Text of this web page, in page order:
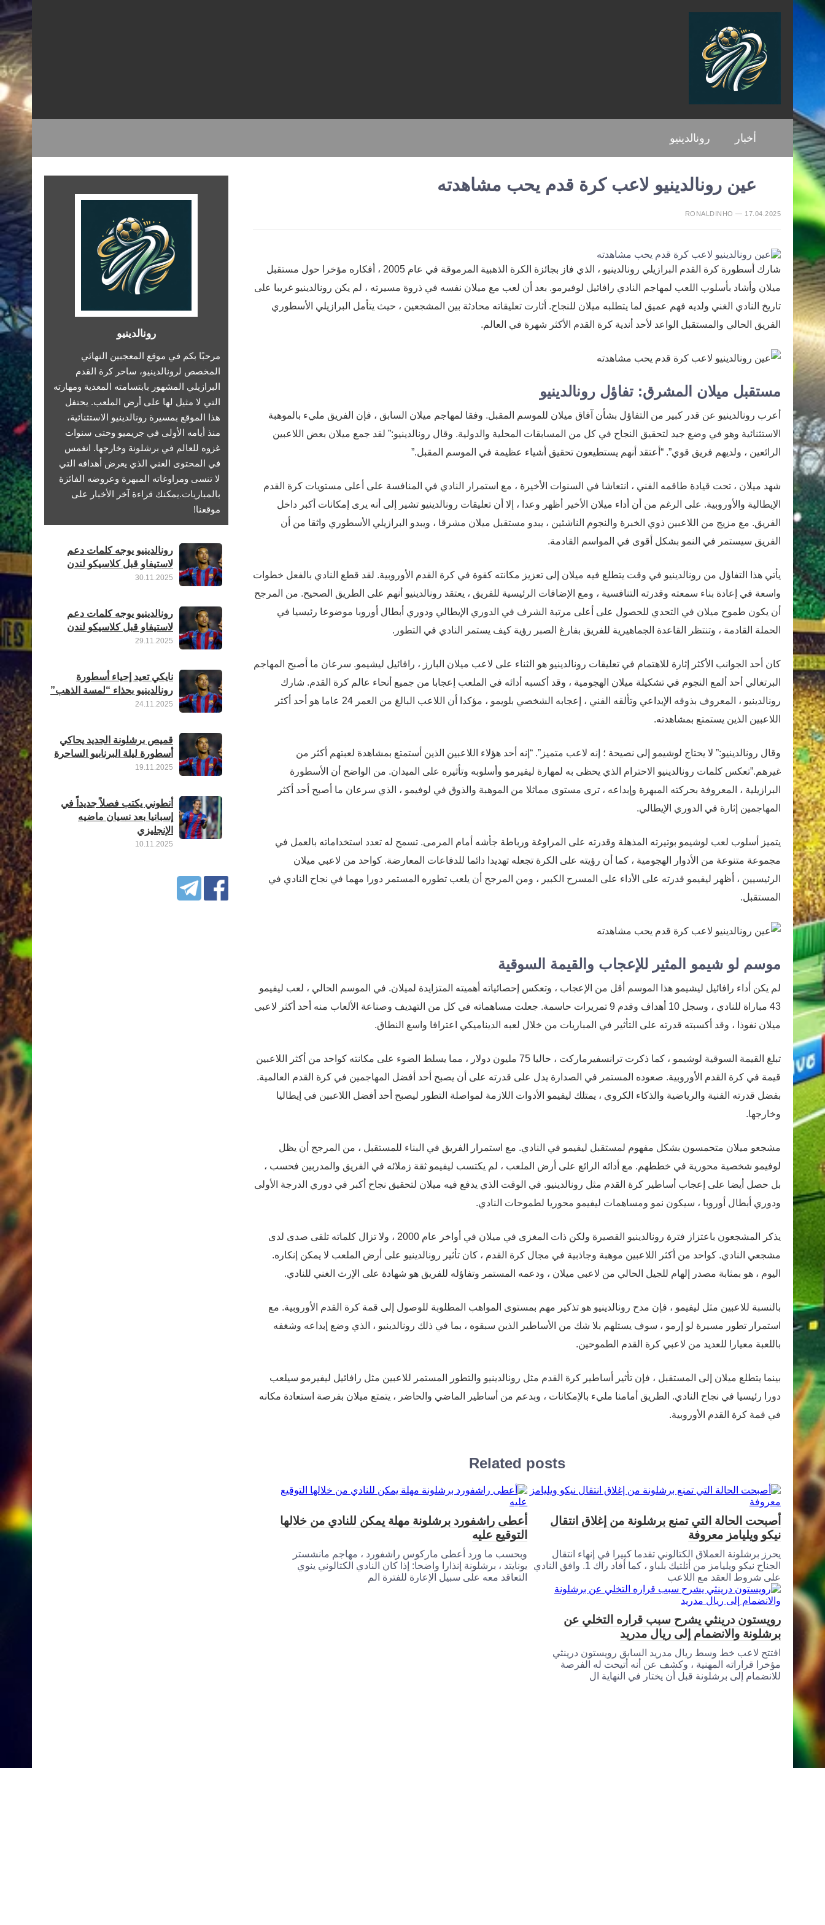
أخبار رونالدينيو
عين رونالدينيو لاعب كرة قدم يحب مشاهدته
RONALDINHO — 17.04.2025
شارك أسطورة كرة القدم البرازيلي رونالدينيو ، الذي فاز بجائزة الكرة الذهبية المرموقة في عام 2005 ، أفكاره مؤخرا حول مستقبل
ميلان وأشاد بأسلوب اللعب لمهاجم النادي رافائيل لوفيرمو. بعد أن لعب مع ميلان نفسه في ذروة مسيرته ، لم يكن رونالدينيو غريبا على
تاريخ النادي الغني ولديه فهم عميق لما يتطلبه ميلان للنجاح. أثارت تعليقاته محادثة بين المشجعين ، حيث يتأمل البرازيلي الأسطوري
الفريق الحالي والمستقبل الواعد لأحد أندية كرة القدم الأكثر شهرة في العالم.
مستقبل ميلان المشرق: تفاؤل رونالدينيو
أعرب رونالدينيو عن قدر كبير من التفاؤل بشأن آفاق ميلان للموسم المقبل. وفقا لمهاجم ميلان السابق ، فإن الفريق مليء بالموهبة
الاستثنائية وهو في وضع جيد لتحقيق النجاح في كل من المسابقات المحلية والدولية. وقال رونالدينيو:” لقد جمع ميلان بعض اللاعبين
الرائعين ، ولديهم فريق قوي”. “أعتقد أنهم يستطيعون تحقيق أشياء عظيمة في الموسم المقبل.”
شهد ميلان ، تحت قيادة طاقمه الفني ، انتعاشا في السنوات الأخيرة ، مع استمرار النادي في المنافسة على أعلى مستويات كرة القدم
الإيطالية والأوروبية. على الرغم من أن أداء ميلان الأخير أظهر وعدا ، إلا أن تعليقات رونالدينيو تشير إلى أنه يرى إمكانات أكبر داخل
الفريق. مع مزيج من اللاعبين ذوي الخبرة والنجوم الناشئين ، يبدو مستقبل ميلان مشرقا ، ويبدو البرازيلي الأسطوري واثقا من أن
الفريق سيستمر في النمو بشكل أقوى في المواسم القادمة.
يأتي هذا التفاؤل من رونالدينيو في وقت يتطلع فيه ميلان إلى تعزيز مكانته كقوة في كرة القدم الأوروبية. لقد قطع النادي بالفعل خطوات
واسعة في إعادة بناء سمعته وقدرته التنافسية ، ومع الإضافات الرئيسية للفريق ، يعتقد رونالدينيو أنهم على الطريق الصحيح. من المرجح
أن يكون طموح ميلان في التحدي للحصول على أعلى مرتبة الشرف في الدوري الإيطالي ودوري أبطال أوروبا موضوعا رئيسيا في
الحملة القادمة ، وتنتظر القاعدة الجماهيرية للفريق بفارغ الصبر رؤية كيف يستمر النادي في التطور.
كان أحد الجوانب الأكثر إثارة للاهتمام في تعليقات رونالدينيو هو الثناء على لاعب ميلان البارز ، رافائيل ليشيمو. سرعان ما أصبح المهاجم
البرتغالي أحد ألمع النجوم في تشكيلة ميلان الهجومية ، وقد أكسبه أدائه في الملعب إعجابا من جميع أنحاء عالم كرة القدم. شارك
رونالدينيو ، المعروف بذوقه الإبداعي وتألقه الفني ، إعجابه الشخصي بلويمو ، مؤكدا أن اللاعب البالغ من العمر 24 عاما هو أحد أكثر
اللاعبين الذين يستمتع بمشاهدته.
وقال رونالدينيو:” لا يحتاج لوشيمو إلى نصيحة ؛ إنه لاعب متميز”. “إنه أحد هؤلاء اللاعبين الذين أستمتع بمشاهدة لعبتهم أكثر من
غيرهم.”تعكس كلمات رونالدينيو الاحترام الذي يحظى به لمهارة ليفيرمو وأسلوبه وتأثيره على الميدان. من الواضح أن الأسطورة
البرازيلية ، المعروفة بحركته المبهرة وإبداعه ، ترى مستوى مماثلا من الموهبة والذوق في لوفيمو ، الذي سرعان ما أصبح أحد أكثر
المهاجمين إثارة في الدوري الإيطالي.
يتميز أسلوب لعب لوشيمو بوتيرته المذهلة وقدرته على المراوغة ورباطة جأشه أمام المرمى. تسمح له تعدد استخداماته بالعمل في
مجموعة متنوعة من الأدوار الهجومية ، كما أن رؤيته على الكرة تجعله تهديدا دائما للدفاعات المعارضة. كواحد من لاعبي ميلان
الرئيسيين ، أظهر ليفيمو قدرته على الأداء على المسرح الكبير ، ومن المرجح أن يلعب تطوره المستمر دورا مهما في نجاح النادي في
المستقبل.
موسم لو شيمو المثير للإعجاب والقيمة السوقية
لم يكن أداء رافائيل ليشيمو هذا الموسم أقل من الإعجاب ، وتعكس إحصائياته أهميته المتزايدة لميلان. في الموسم الحالي ، لعب ليفيمو
43 مباراة للنادي ، وسجل 10 أهداف وقدم 9 تمريرات حاسمة. جعلت مساهماته في كل من التهديف وصناعة الألعاب منه أحد أكثر لاعبي
ميلان نفوذا ، وقد أكسبته قدرته على التأثير في المباريات من خلال لعبه الديناميكي اعترافا واسع النطاق.
تبلغ القيمة السوقية لوشيمو ، كما ذكرت ترانسفيرماركت ، حاليا 75 مليون دولار ، مما يسلط الضوء على مكانته كواحد من أكثر اللاعبين
قيمة في كرة القدم الأوروبية. صعوده المستمر في الصدارة يدل على قدرته على أن يصبح أحد أفضل المهاجمين في كرة القدم العالمية.
بفضل قدرته الفنية والرياضية والذكاء الكروي ، يمتلك ليفيمو الأدوات اللازمة لمواصلة التطور ليصبح أحد أفضل اللاعبين في إيطاليا
وخارجها.
مشجعو ميلان متحمسون بشكل مفهوم لمستقبل ليفيمو في النادي. مع استمرار الفريق في البناء للمستقبل ، من المرجح أن يظل
لوفيمو شخصية محورية في خططهم. مع أدائه الرائع على أرض الملعب ، لم يكتسب ليفيمو ثقة زملائه في الفريق والمدربين فحسب ،
بل حصل أيضا على إعجاب أساطير كرة القدم مثل رونالدينيو. في الوقت الذي يدفع فيه ميلان لتحقيق نجاح أكبر في دوري الدرجة الأولى
ودوري أبطال أوروبا ، سيكون نمو ومساهمات ليفيمو محوريا لطموحات النادي.
يذكر المشجعون باعتزاز فترة رونالدينيو القصيرة ولكن ذات المغزى في ميلان في أواخر عام 2000 ، ولا تزال كلماته تلقى صدى لدى
مشجعي النادي. كواحد من أكثر اللاعبين موهبة وجاذبية في مجال كرة القدم ، كان تأثير رونالدينيو على أرض الملعب لا يمكن إنكاره.
اليوم ، هو بمثابة مصدر إلهام للجيل الحالي من لاعبي ميلان ، ودعمه المستمر وتفاؤله للفريق هو شهادة على الإرث الغني للنادي.
بالنسبة للاعبين مثل ليفيمو ، فإن مدح رونالدينيو هو تذكير مهم بمستوى المواهب المطلوبة للوصول إلى قمة كرة القدم الأوروبية. مع
استمرار تطور مسيرة لو إرمو ، سوف يستلهم بلا شك من الأساطير الذين سبقوه ، بما في ذلك رونالدينيو ، الذي وضع إبداعه وشغفه
باللعبة معيارا للعديد من لاعبي كرة القدم الطموحين.
بينما يتطلع ميلان إلى المستقبل ، فإن تأثير أساطير كرة القدم مثل رونالدينيو والتطور المستمر للاعبين مثل رافائيل ليفيرمو سيلعب
دورا رئيسيا في نجاح النادي. الطريق أمامنا مليء بالإمكانات ، وبدعم من أساطير الماضي والحاضر ، يتمتع ميلان بفرصة استعادة مكانه
في قمة كرة القدم الأوروبية.
Related posts
أصبحت الحالة التي تمنع برشلونة من إغلاق انتقال
نيكو ويليامز معروفة
يحرز برشلونة العملاق الكتالوني تقدما كبيرا في إنهاء انتقال
الجناح نيكو ويليامز من أتلتيك بلباو ، كما أفاد راك 1. وافق النادي
على شروط العقد مع اللاعب
أعطى راشفورد برشلونة مهلة يمكن للنادي من خلالها
التوقيع عليه
وبحسب ما ورد أعطى ماركوس راشفورد ، مهاجم مانشستر
يونايتد ، برشلونة إنذارا واضحا: إذا كان النادي الكتالوني ينوي
التعاقد معه على سبيل الإعارة للفترة الم
رويستون درينثي يشرح سبب قراره التخلي عن
برشلونة والانضمام إلى ريال مدريد
افتتح لاعب خط وسط ريال مدريد السابق رويستون درينثي
مؤخرا قراراته المهنية ، وكشف عن أنه أتيحت له الفرصة
للانضمام إلى برشلونة قبل أن يختار في النهاية ال
رونالدينيو
مرحبًا بكم في موقع المعجبين النهائي
المخصص لرونالدينيو، ساحر كرة القدم
البرازيلي المشهور بابتسامته المعدية ومهارته
التي لا مثيل لها على أرض الملعب. يحتفل
هذا الموقع بمسيرة رونالدينيو الاستثنائية،
منذ أيامه الأولى في جريميو وحتى سنوات
غزوه للعالم في برشلونة وخارجها. انغمس
في المحتوى الغني الذي يعرض أهدافه التي
لا تنسى ومراوغاته المبهرة وعروضه الفائزة
بالمباريات.يمكنك قراءة آخر الأخبار على
موقعنا!
رونالدينيو يوجه كلمات دعم
لاستيفاو قبل كلاسيكو لندن
30.11.2025
رونالدينيو يوجه كلمات دعم
لاستيفاو قبل كلاسيكو لندن
29.11.2025
نايكي تعيد إحياء أسطورة
رونالدينيو بحذاء “لمسة الذهب”
24.11.2025
قميص برشلونة الجديد يحاكي
أسطورة ليلة البرنابيو الساحرة
19.11.2025
أنطوني يكتب فصلاً جديداً في
إسبانيا بعد نسيان ماضيه
الإنجليزي
10.11.2025